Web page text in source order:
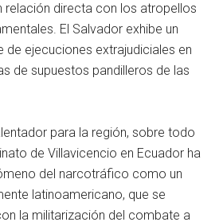
relación directa con los atropellos
El Salvador exhibe un
de ejecuciones extrajudiciales en
de supuestos pandilleros de las
para la región, sobre todo
de Villavicencio en Ecuador ha
del narcotráfico como un
latinoamericano, que se
la militarización del combate a